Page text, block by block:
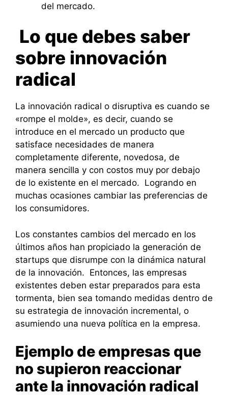
del mercado.
Lo que debes saber
sobre innovación
radical
La innovación radical o disruptiva es cuando se
«rompe el molde», es decir, cuando se
introduce en el mercado un producto que
satisface necesidades de manera
completamente diferente, novedosa, de
manera sencilla y con costos muy por debajo
de lo existente en el mercado. Logrando en
muchas ocasiones cambiar las preferencias de
los consumidores.
Los constantes cambios del mercado en los
últimos años han propiciado la generación de
startups que disrumpe con la dinámica natural
de la innovación. Entonces, las empresas
existentes deben estar preparados para esta
tormenta, bien sea tomando medidas dentro de
su estrategia de innovación incremental, o
asumiendo una nueva política en la empresa.
Ejemplo de empresas que
no supieron reaccionar
ante la innovación radical